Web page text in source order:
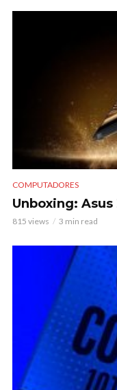
COMPUTADORES
Unboxing:
815 views 3 min read